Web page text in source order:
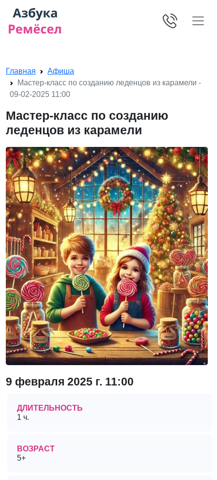
Главная
Афиша
Мастер-класс по созданию леденцов из карамели -
09-02-2025 11:00
Мастер-класс по созданию
леденцов из карамели
9 февраля 2025 г. 11:00
ДЛИТЕЛЬНОСТЬ
1 ч.
ВОЗРАСТ
5+